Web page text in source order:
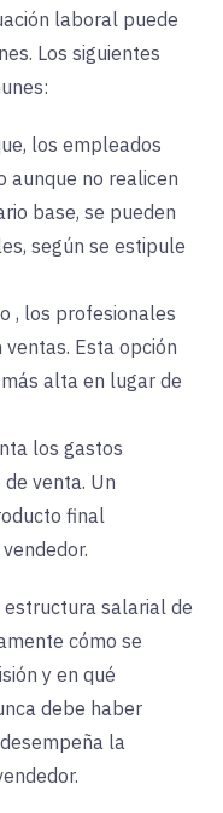
laboral puede
Los siguientes
los empleados
aunque no realicen
base, se pueden
según se estipule
, los profesionales
Esta opción
alta en lugar de
los gastos
venta. Un
final
estructura salarial de
cómo se
y en qué
debe haber
la